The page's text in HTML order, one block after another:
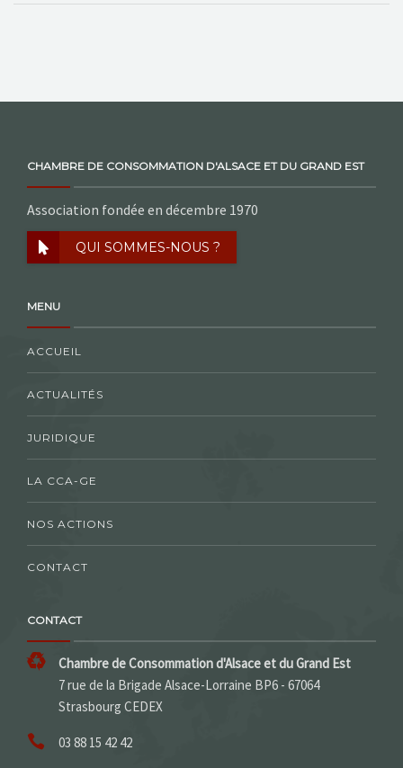
CHAMBRE DE CONSOMMATION D'ALSACE ET DU GRAND EST
Association fondée en décembre 1970
QUI SOMMES-NOUS ?
MENU
ACCUEIL
ACTUALITÉS
JURIDIQUE
LA CCA-GE
NOS ACTIONS
CONTACT
CONTACT
Chambre de Consommation d'Alsace et du Grand Est
7 rue de la Brigade Alsace-Lorraine BP6 - 67064
Strasbourg CEDEX
03 88 15 42 42